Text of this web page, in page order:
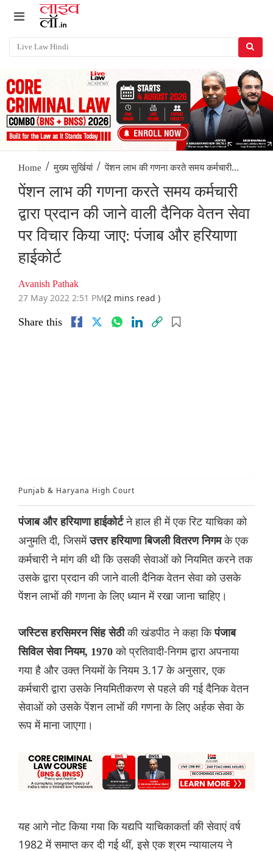
Home / मुख्य सुर्खियां / पेंशन लाभ की गणना करते समय कर्मचारी...
पेंशन लाभ की गणना करते समय कर्मचारी
द्वारा प्रदान की जाने वाली दैनिक वेतन सेवा
पर विचार किया जाए: पंजाब और हरियाणा
हाईकोर्ट
Avanish Pathak
27 May 2022 2:51 PM(2 mins read )
Share this
Punjab & Haryana High Court
पंजाब और हरियाणा हाईकोर्टने हाल ही में एक रिट याचिका को
अनुमति दी, जिसमेंउत्तर हरियाणा बिजली वितरण निगमके एक
कर्मचारी ने मांग की थी कि उसकी सेवाओं को नियमित करने तक
उसके द्वारा प्रदान की जाने वाली दैनिक वेतन सेवा को उसके
पेंशन लाभों की गणना के लिए ध्यान में रखा जाना चाहिए।
ज‌स्टिस हरसिमरन सिंह सेठीकी खंडपीठ ने कहा किपंजाब
सिविल सेवा नियम, 1970को प्रतिवादी-निगम द्वारा अपनाया
गया है और उक्त नियमों के नियम 3.17 के अनुसार, एक
कर्मचारी द्वारा उसके नियमितीकरण से पहले की गई दैनिक वेतन
सेवाओं को उसके पेंशन लाभों की गणना के लिए अर्हक सेवा के
रूप में माना जाएगा।
यह आगे नोट किया गया कि यद्यपि याचिकाकर्ता की सेवाएं वर्ष
1982 में समाप्त कर दी गई थीं, इसे एक श्रम न्यायालय ने